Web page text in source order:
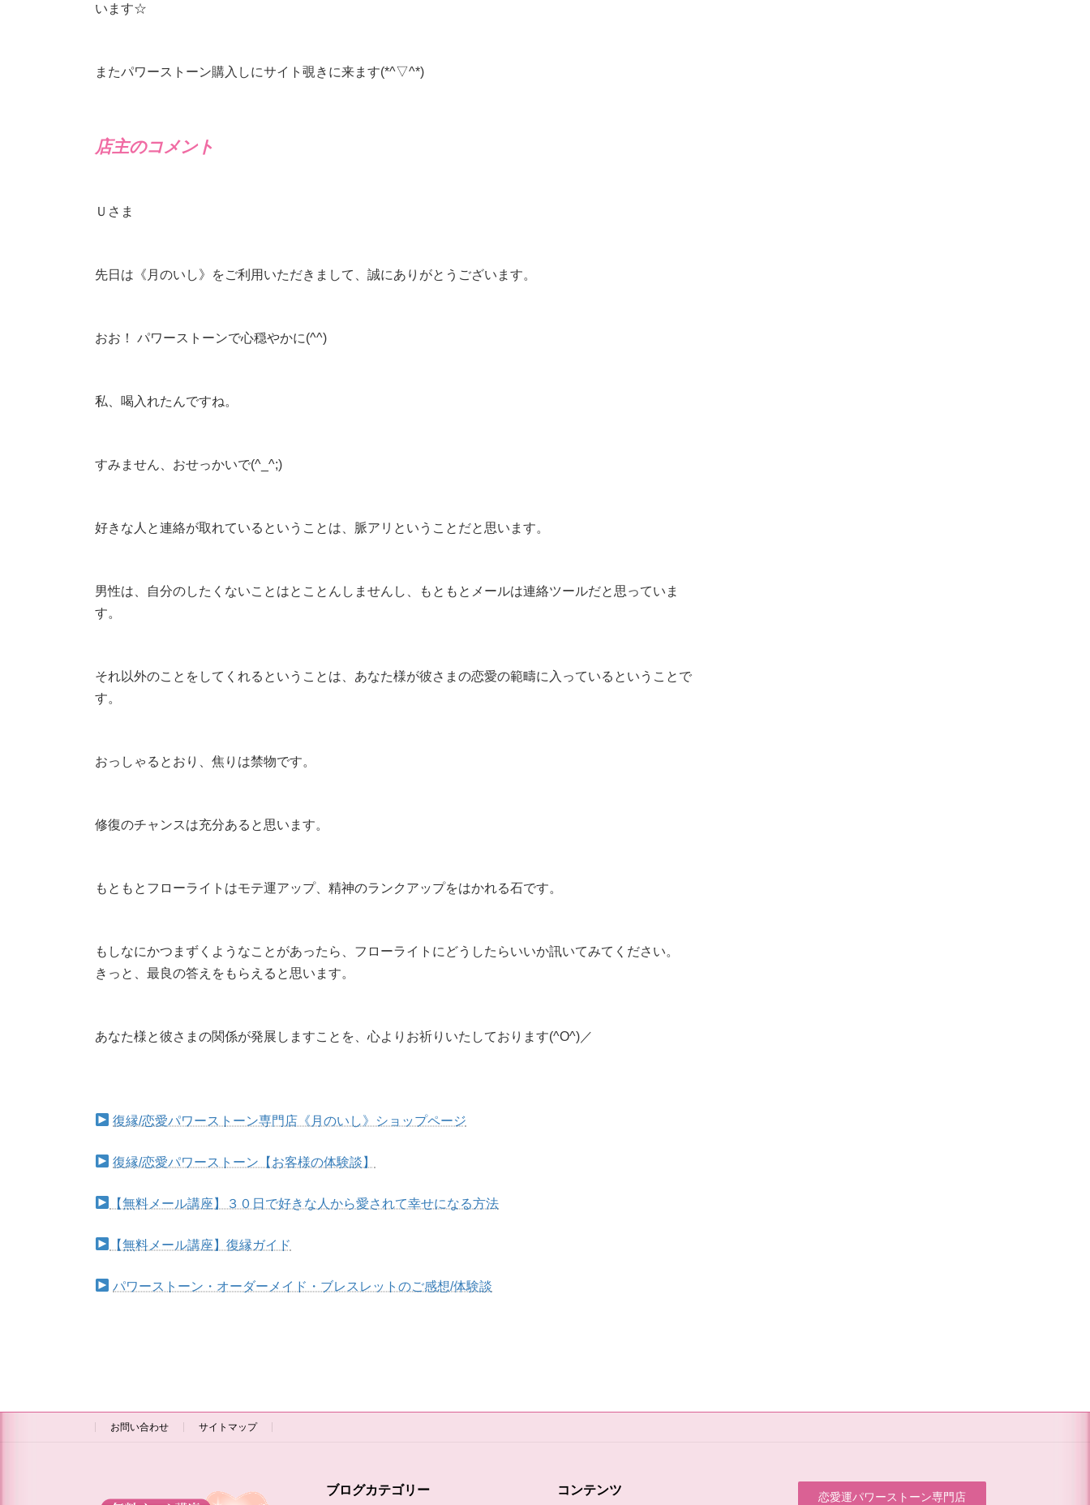
います☆
またパワーストーン購入しにサイト覗きに来ます(*^▽^*)
店主のコメント
Ｕさま
先日は《月のいし》をご利用いただきまして、誠にありがとうございます。
おお！ パワーストーンで心穏やかに(^^)
私、喝入れたんですね。
すみません、おせっかいで(^_^;)
好きな人と連絡が取れているということは、脈アリということだと思います。
男性は、自分のしたくないことはとことんしませんし、もともとメールは連絡ツールだと思っていま
す。
それ以外のことをしてくれるということは、あなた様が彼さまの恋愛の範疇に入っているということで
す。
おっしゃるとおり、焦りは禁物です。
修復のチャンスは充分あると思います。
もともとフローライトはモテ運アップ、精神のランクアップをはかれる石です。
もしなにかつまずくようなことがあったら、フローライトにどうしたらいいか訊いてみてください。
きっと、最良の答えをもらえると思います。
あなた様と彼さまの関係が発展しますことを、心よりお祈りいたしております(^O^)／
復縁/恋愛パワーストーン専門店《月のいし》ショップページ
復縁/恋愛パワーストーン【お客様の体験談】
【無料メール講座】３０日で好きな人から愛されて幸せになる方法
【無料メール講座】復縁ガイド
パワーストーン・オーダーメイド・ブレスレットのご感想/体験談
お問い合わせ サイトマップ
ブログカテゴリー コンテンツ
恋愛運パワーストーン専門店